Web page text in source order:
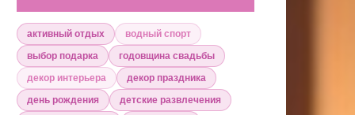
активный отдых
водный спорт
выбор подарка
годовщина свадьбы
декор интерьера
декор праздника
день рождения
детские развлечения